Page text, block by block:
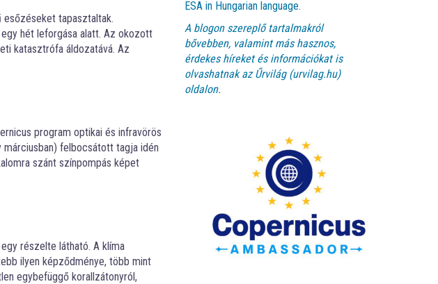
esőzéseket tapasztaltak.
hét leforgása alatt. Az okozott
katasztrófa áldozatává. Az
program optikai és infravörös
márciusban) felbocsátott tagja idén
szánt színpompás képet
részelte látható. A klíma
ilyen képződménye, több mint
egybefüggő korallzátonyról,
ESA in Hungarian language.
A blogon szereplő tartalmakról
bővebben, valamint más hasznos,
érdekes híreket és információkat is
olvashatnak azŰrvilág (urvilag.hu)
oldalon.